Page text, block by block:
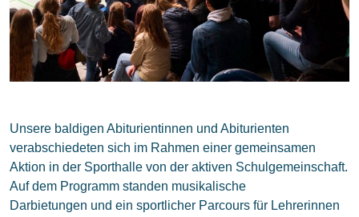
Unsere baldigen Abiturientinnen und Abiturienten
verabschiedeten sich im Rahmen einer gemeinsamen
Aktion in der Sporthalle von der aktiven Schulgemeinschaft.
Auf dem Programm standen musikalische
Darbietungen und ein sportlicher Parcours für Lehrerinnen